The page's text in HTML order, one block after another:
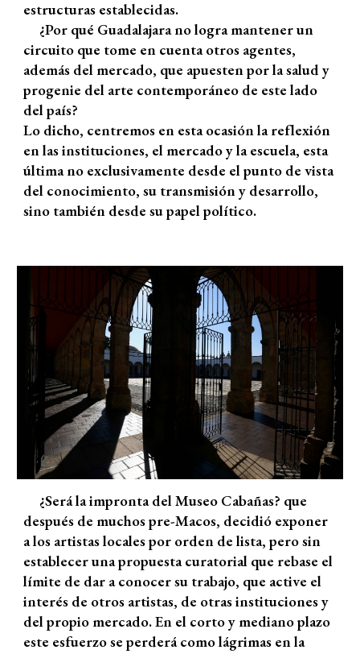
estructuras establecidas.
¿Por qué Guadalajara no logra mantener un
circuito que tome en cuenta otros agentes,
además del mercado, que apuesten por la salud y
progenie del arte contemporáneo de este lado
del país?
Lo dicho, centremos en esta ocasión la reflexión
en las instituciones, el mercado y la escuela, esta
última no exclusivamente desde el punto de vista
del conocimiento, su transmisión y desarrollo,
sino también desde su papel político.
¿Será la impronta del Museo Cabañas? que
después de muchos pre-Macos, decidió exponer
a los artistas locales por orden de lista, pero sin
establecer una propuesta curatorial que rebase el
límite de dar a conocer su trabajo, que active el
interés de otros artistas, de otras instituciones y
del propio mercado. En el corto y mediano plazo
este esfuerzo se perderá como lágrimas en la